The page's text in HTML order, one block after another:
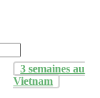
3 semaines au
Vietnam